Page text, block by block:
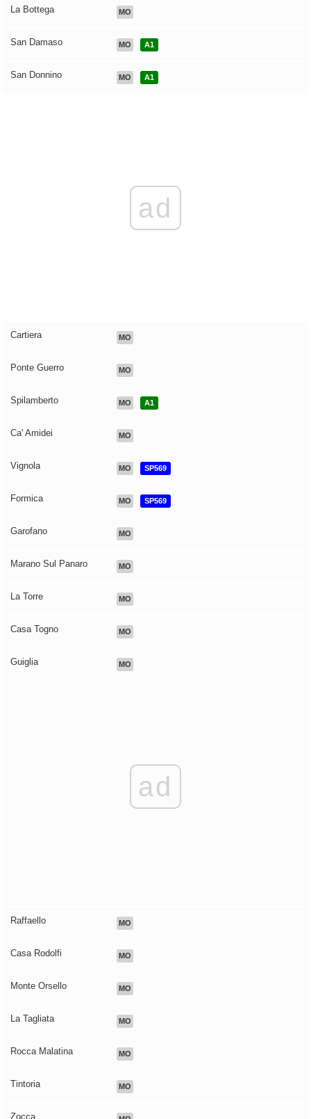
La Bottega MO
San Damaso MO A1
San Donnino MO A1
ad
Cartiera MO
Ponte Guerro MO
Spilamberto MO A1
Ca' Amidei MO
Vignola MO SP569
Formica MO SP569
Garofano MO
Marano Sul Panaro MO
La Torre MO
Casa Togno MO
Guiglia MO
ad
Raffaello MO
Casa Rodolfi MO
Monte Orsello MO
La Tagliata MO
Rocca Malatina MO
Tintoria MO
Zocca